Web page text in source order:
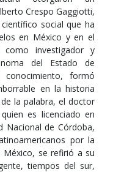
Crespo Gaggiotti,
social que ha
en México y en el
investigador y
del Estado de
conocimiento, formó
en la historia
la palabra, el doctor
es licenciado en
Nacional de Córdoba,
por la
México, se refirió a su
tiempos del sur,